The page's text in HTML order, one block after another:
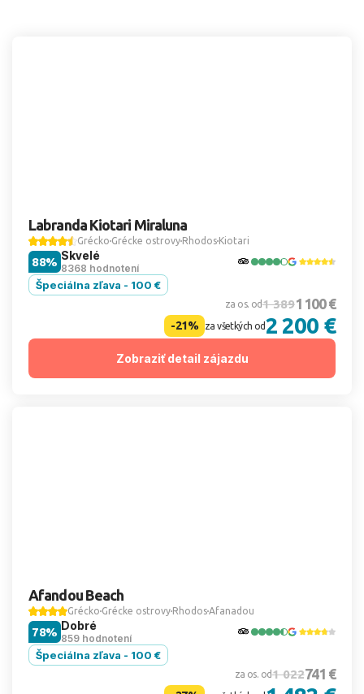
Labranda Kiotari Miraluna
Grécko Grécke ostrovy Rhodos Kiotari
Skvelé
8368 hodnotení
88%
Špeciálna zľava - 100 €
za os. od1 3891 100 €
-21% za všetkých od2 200 €
Zobraziť detail zájazdu
Afandou Beach
Grécko Grécke ostrovy RhodosAfanadou
Dobré
859 hodnotení
78%
Špeciálna zľava - 100 €
za os. od1 022741 €